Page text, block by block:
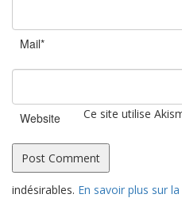
Mail*
Website Ce site utilise
indésirables. En savoir plus sur